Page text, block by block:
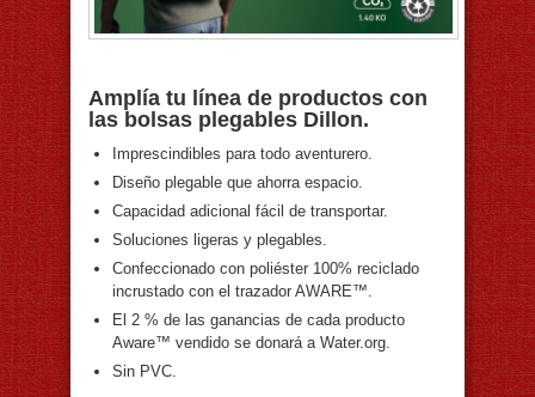
Amplía tu línea de productos con
las bolsas plegables Dillon.
Imprescindibles para todo aventurero.
Diseño plegable que ahorra espacio.
Capacidad adicional fácil de transportar.
Soluciones ligeras y plegables.
Confeccionado con poliéster 100% reciclado
incrustado con el trazador AWARE™.
El 2 % de las ganancias de cada producto
Aware™ vendido se donará a Water.org.
Sin PVC.